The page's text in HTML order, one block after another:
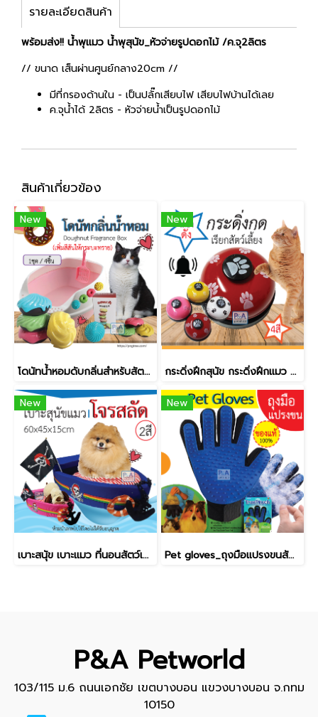
รายละเอียดสินค้า
พร้อมส่ง!! น้ำพุแมว น้ำพุสุนัข_หัวจ่ายรูปดอกไม้ /ค.จุ2ลิตร
// ขนาด เส็นผ่านศูนย์กลาง20cm //
มีที่กรองด้านใน - เป็นปลั๊กเสียบไฟ เสียบไฟบ้านได้เลย
ค.จุน้ำได้ 2ลิตร - หัวจ่ายน้ำเป็นรูปดอกไม้
สินค้าเกี่ยวข้อง
New
โดนัทน้ำหอมดับกลิ่นสำหรับสัตว์​เลี้ยง​ กลิ่นอโรมาเธอราพี / 1ชุด มี4ชิ้น
New
กระดิ่งฝึกสุนัข กระดิ่งฝึกแมว กระดิ่งกดเรียก / ขนาด 7x4.5 cm. / คละสี
New
เบาะสนุัข เบาะแมว ที่นอนสัตว์เลี้ยง / ลายโจรสลัด / ขนาด60x45x15cm
New
Pet gloves_ถุงมือแปรงขนสัตว์เลี้ยง / ของแท้ (Free Size)
P&A Petworld
103/115 ม.6 ถนนเอกชัย เขตบางบอน แขวงบางบอน จ.กทม
10150